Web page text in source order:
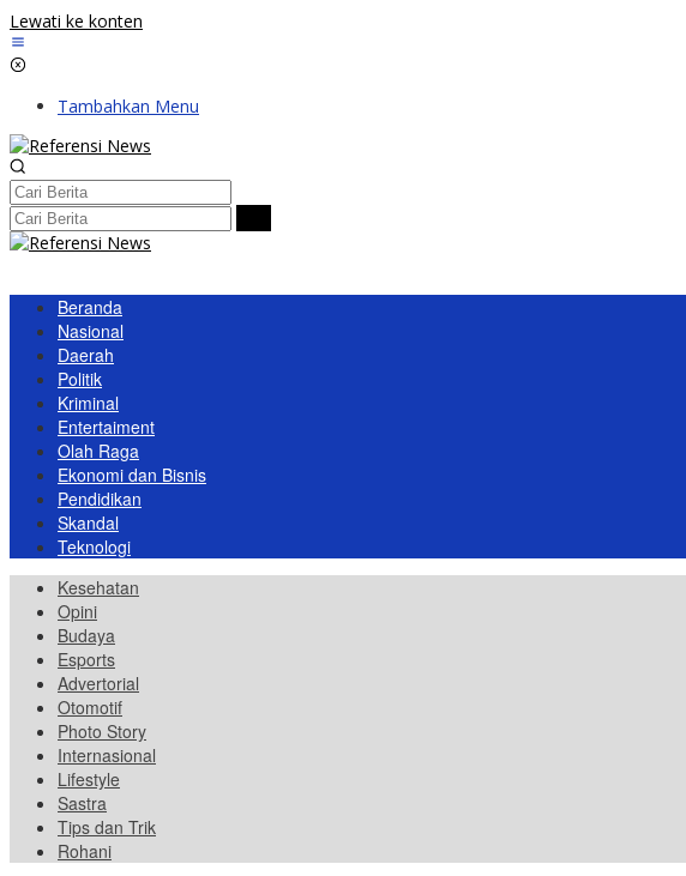
Lewati ke konten
Tambahkan Menu
Beranda
Nasional
Daerah
Politik
Kriminal
Entertaiment
Olah Raga
Ekonomi dan Bisnis
Pendidikan
Skandal
Teknologi
Kesehatan
Opini
Budaya
Esports
Advertorial
Otomotif
Photo Story
Internasional
Lifestyle
Sastra
Tips dan Trik
Rohani